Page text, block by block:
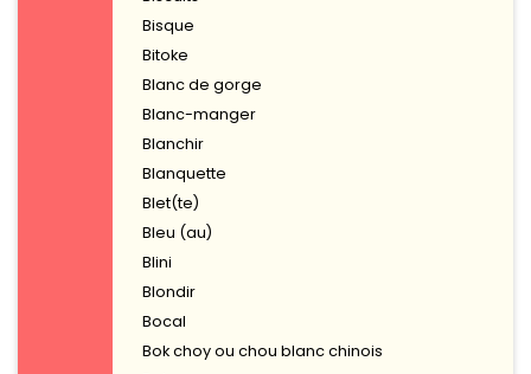
Bisque
Bitoke
Blanc de gorge
Blanc-manger
Blanchir
Blanquette
Blet(te)
Bleu (au)
Blini
Blondir
Bocal
Bok choy ou chou blanc chinois